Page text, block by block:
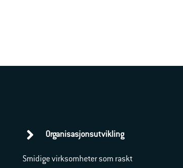
Organisasjonsutvikling
Smidige virksomheter som raskt